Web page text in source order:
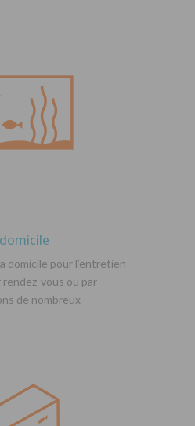
domicile pour l’entretien
rendez-vous ou par
de nombreux